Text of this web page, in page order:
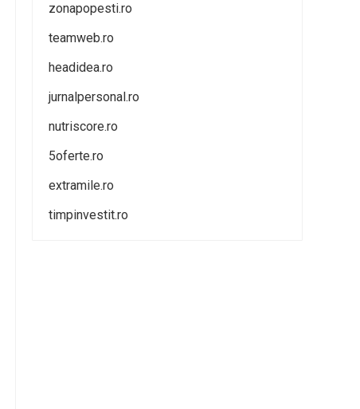
zonapopesti.ro
teamweb.ro
headidea.ro
jurnalpersonal.ro
nutriscore.ro
5oferte.ro
extramile.ro
timpinvestit.ro